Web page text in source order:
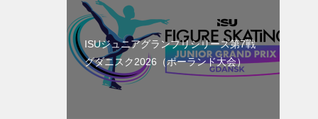
ISUジュニアグランプリシリーズ第7戦
グダニスク2026（ポーランド大会）